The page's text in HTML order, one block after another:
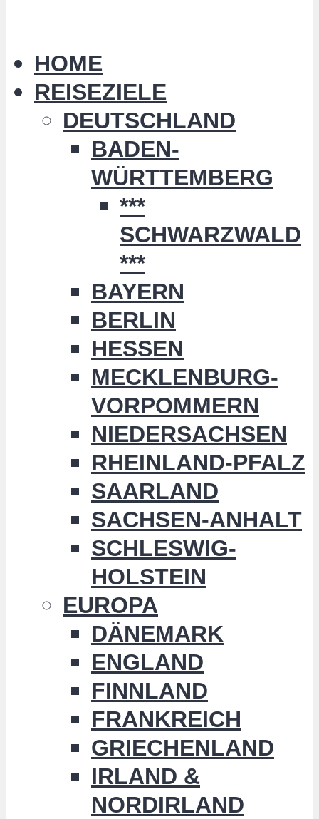
HOME
REISEZIELE
DEUTSCHLAND
BADEN-
WÜRTTEMBERG
***
SCHWARZWALD
***
BAYERN
BERLIN
HESSEN
MECKLENBURG-
VORPOMMERN
NIEDERSACHSEN
RHEINLAND-PFALZ
SAARLAND
SACHSEN-ANHALT
SCHLESWIG-
HOLSTEIN
EUROPA
DÄNEMARK
ENGLAND
FINNLAND
FRANKREICH
GRIECHENLAND
IRLAND &
NORDIRLAND